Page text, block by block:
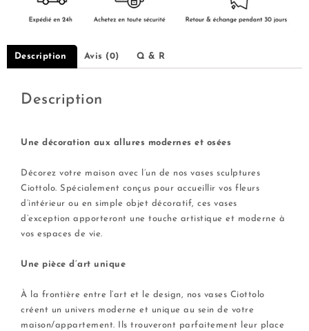
Description Avis (0) Q & R
Description
Une décoration aux allures modernes et osées
Décorez votre maison avec l’un de nos vases sculptures
Ciottolo. Spécialement conçus pour accueillir vos fleurs
d’intérieur ou en simple objet décoratif, ces vases
d’exception apporteront une touche artistique et moderne à
vos espaces de vie.
Une pièce d’art unique
À la frontière entre l’art et le design, nos vases Ciottolo
créent un univers moderne et unique au sein de votre
maison/appartement. Ils trouveront parfaitement leur place